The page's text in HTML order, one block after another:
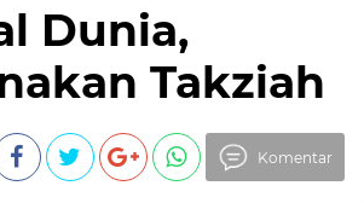
Dunia,
Takziah
Komentar